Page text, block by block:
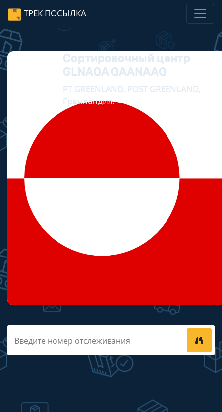
ТРЕК ПОСЫЛКА
Сортировочный центр
GLNAQA QAANAAQ
PT GREENLAND, POST GREENLAND,
Гренландия.